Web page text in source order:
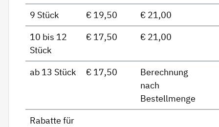
9 Stück € 19,50
€ 21,00
10 bis 12
Stück
€ 17,50 € 21,00
ab 13 Stück € 17,50
Berechnung
nach
Bestellmenge
Rabatte für